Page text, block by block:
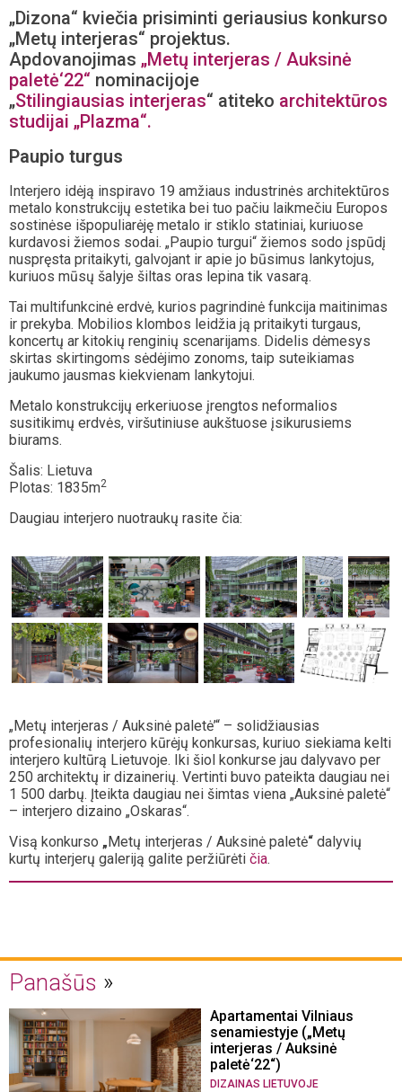
„Dizona“ kviečia prisiminti geriausius konkurso
„Metų interjeras“ projektus.
Apdovanojimas „Metų interjeras / Auksinė
paletė‘22“ nominacijoje
„Stilingiausias interjeras“ atiteko architektūros
studijai „Plazma“.
Paupio turgus
Interjero idėją inspiravo 19 amžiaus industrinės architektūros
metalo konstrukcijų estetika bei tuo pačiu laikmečiu Europos
sostinėse išpopuliarėję metalo ir stiklo statiniai, kuriuose
kurdavosi žiemos sodai. „Paupio turgui“ žiemos sodo įspūdį
nuspręsta pritaikyti, galvojant ir apie jo būsimus lankytojus,
kuriuos mūsų šalyje šiltas oras lepina tik vasarą.
Tai multifunkcinė erdvė, kurios pagrindinė funkcija maitinimas
ir prekyba. Mobilios klombos leidžia ją pritaikyti turgaus,
koncertų ar kitokių renginių scenarijams. Didelis dėmesys
skirtas skirtingoms sėdėjimo zonoms, taip suteikiamas
jaukumo jausmas kiekvienam lankytojui.
Metalo konstrukcijų erkeriuose įrengtos neformalios
susitikimų erdvės, viršutiniuse aukštuose įsikurusiems
biurams.
Šalis: Lietuva
Plotas: 1835m2
Daugiau interjero nuotraukų rasite čia:
„Metų interjeras / Auksinė paletė’“ – solidžiausias
profesionalių interjero kūrėjų konkursas, kuriuo siekiama kelti
interjero kultūrą Lietuvoje. Iki šiol konkurse jau dalyvavo per
250 architektų ir dizainerių. Vertinti buvo pateikta daugiau nei
1 500 darbų. Įteikta daugiau nei šimtas viena „Auksinė paletė“
– interjero dizaino „Oskaras“.
Visą konkurso „ Metų interjeras / Auksinė paletė“ dalyvių
kurtų interjerų galeriją galite peržiūrėti čia.
Panašūs
Apartamentai Vilniaus
senamiestyje („Metų
interjeras / Auksinė
paletė‘22“)
DIZAINAS LIETUVOJE